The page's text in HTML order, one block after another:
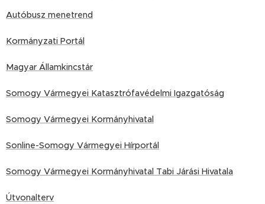
Autóbusz menetrend
Kormányzati Portál
Magyar Államkincstár
Somogy Vármegyei Katasztrófavédelmi Igazgatóság
Somogy Vármegyei Kormányhivatal
Sonline-Somogy Vármegyei Hírportál
Somogy Vármegyei Kormányhivatal Tabi Járási Hivatala
Útvonalterv